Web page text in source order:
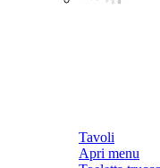
Tavoli
Apri menu